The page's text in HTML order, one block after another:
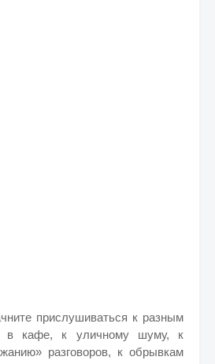
прислушиваться к разным
в кафе, к уличному шуму, к
разговоров, к обрывкам